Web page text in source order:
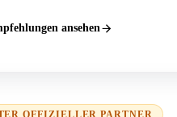
ansehen
OFFIZIELLER PARTNER